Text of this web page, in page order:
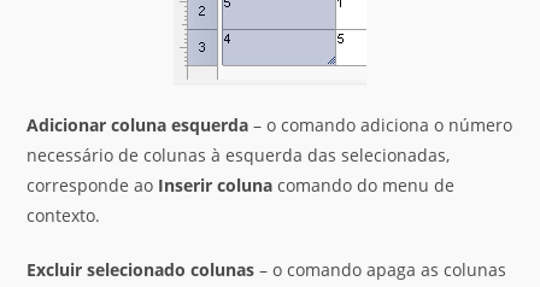
Adicionar coluna esquerda – o comando adiciona o número
necessário de colunas à esquerda das selecionadas,
corresponde ao Inserir coluna comando do menu de
contexto.
Excluir selecionado colunas – o comando apaga as colunas